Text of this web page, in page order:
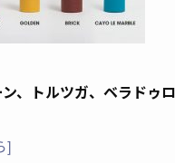
、トルツガ、ベラドゥ
]